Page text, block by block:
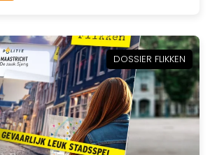
DOSSIER FLIKKEN